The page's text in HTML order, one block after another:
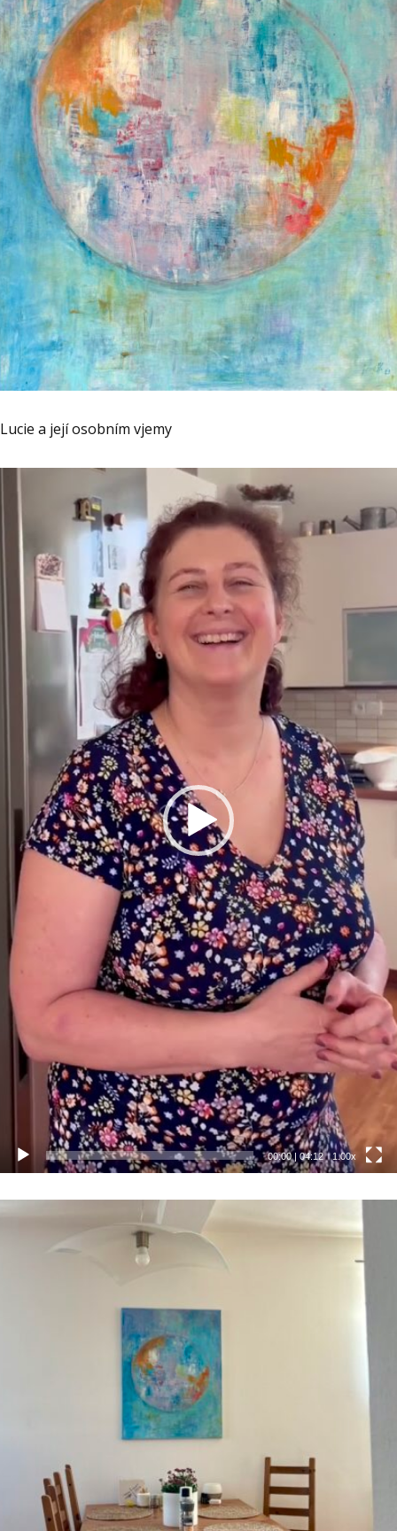
Lucie a její osobním vjemy
00:00| 04:12 1.00x